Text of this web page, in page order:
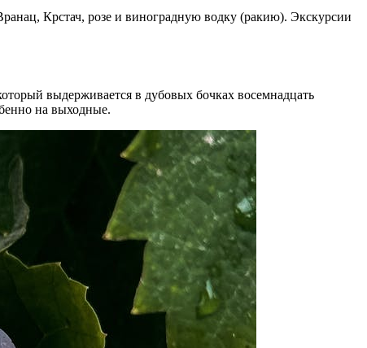
Крстач, розе и виноградную водку (ракию). Экскурсии
выдерживается в дубовых бочках восемнадцать
на выходные.